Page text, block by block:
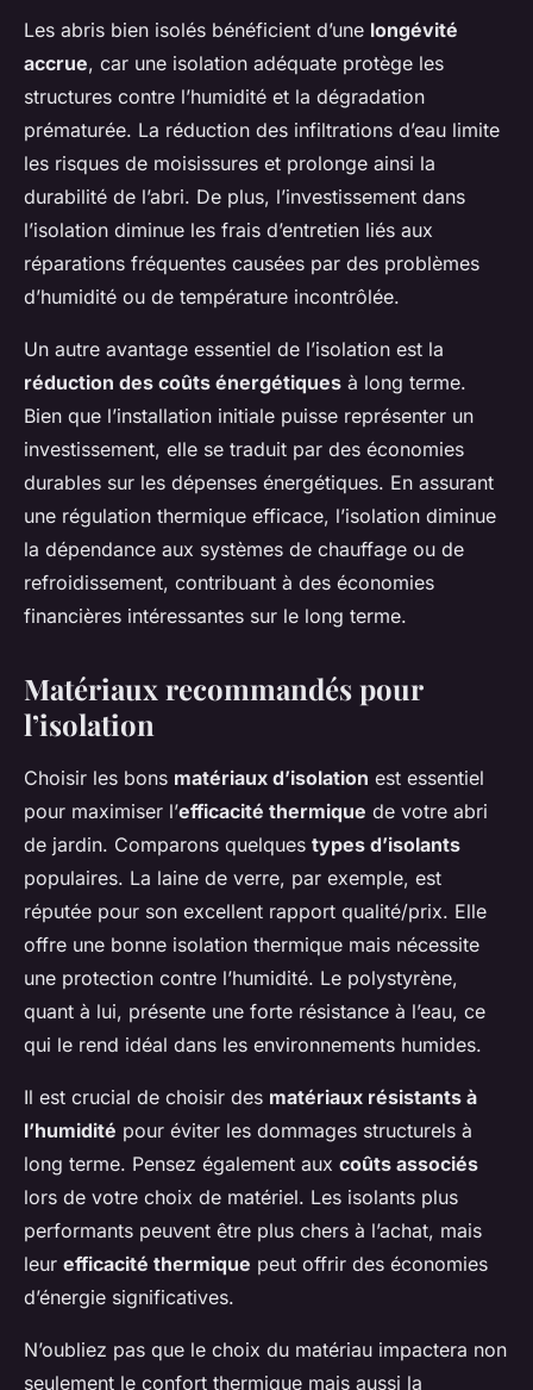
Les abris bien isolés bénéficient d’une longévité
accrue, car une isolation adéquate protège les
structures contre l’humidité et la dégradation
prématurée. La réduction des infiltrations d’eau limite
les risques de moisissures et prolonge ainsi la
durabilité de l’abri. De plus, l’investissement dans
l’isolation diminue les frais d’entretien liés aux
réparations fréquentes causées par des problèmes
d’humidité ou de température incontrôlée.
Un autre avantage essentiel de l’isolation est la
réduction des coûts énergétiques à long terme.
Bien que l’installation initiale puisse représenter un
investissement, elle se traduit par des économies
durables sur les dépenses énergétiques. En assurant
une régulation thermique efficace, l’isolation diminue
la dépendance aux systèmes de chauffage ou de
refroidissement, contribuant à des économies
financières intéressantes sur le long terme.
Matériaux recommandés pour
l’isolation
Choisir les bons matériaux d’isolation est essentiel
pour maximiser l’efficacité thermique de votre abri
de jardin. Comparons quelques types d’isolants
populaires. La laine de verre, par exemple, est
réputée pour son excellent rapport qualité/prix. Elle
offre une bonne isolation thermique mais nécessite
une protection contre l’humidité. Le polystyrène,
quant à lui, présente une forte résistance à l’eau, ce
qui le rend idéal dans les environnements humides.
Il est crucial de choisir des matériaux résistants à
l’humidité pour éviter les dommages structurels à
long terme. Pensez également aux coûts associés
lors de votre choix de matériel. Les isolants plus
performants peuvent être plus chers à l’achat, mais
leur efficacité thermique peut offrir des économies
d’énergie significatives.
N’oubliez pas que le choix du matériau impactera non
seulement le confort thermique mais aussi la